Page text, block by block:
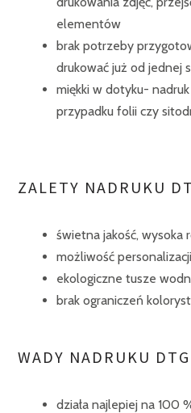
elementów
brak potrzeby
drukować już od jednej
miękki w dotyku-
przypadku folii czy
ZALETY NADRUKU
świetna jakość, wysoka
możliwość
ekologiczne tusze
brak ograniczeń
WADY NADRUKU DTG
działa najlepiej na 100